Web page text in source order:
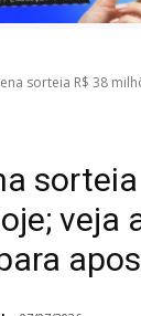
sorteia R$ 38
veja